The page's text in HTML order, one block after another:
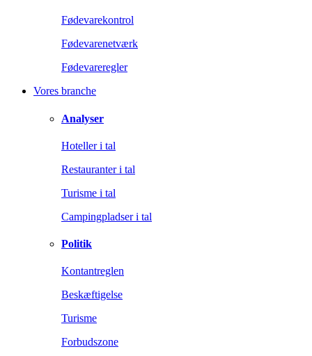
Fødevarekontrol
Fødevarenetværk
Fødevareregler
Vores branche
Analyser
Hoteller i tal
Restauranter i tal
Turisme i tal
Campingpladser i tal
Politik
Kontantreglen
Beskæftigelse
Turisme
Forbudszone